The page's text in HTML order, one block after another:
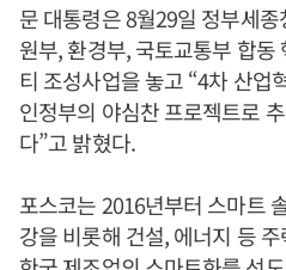
문 대통령은 8월29일 정부세
원부, 환경부, 국토교통부 합
티 조성사업을 놓고 “4차 산업
인정부의 야심찬 프로젝트로
다”고 밝혔다.
포스코는 2016년부터 스마트
강을 비롯해 건설, 에너지 등